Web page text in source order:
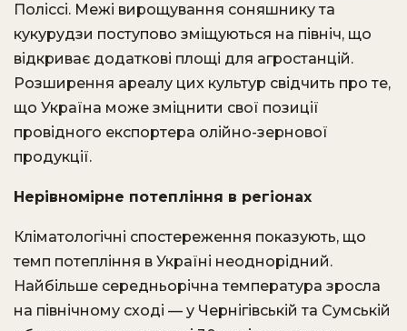
Поліссі. Межі вирощування соняшнику та
кукурудзи поступово зміщуються на північ, що
відкриває додаткові площі для агростанцій.
Розширення ареалу цих культур свідчить про те,
що Україна може зміцнити свої позиції
провідного експортера олійно-зернової
продукції.
Нерівномірне потепління в регіонах
Кліматологічні спостереження показують, що
темп потепління в Україні неоднорідний.
Найбільше середньорічна температура зросла
на північному сході — у Чернігівській та Сумській